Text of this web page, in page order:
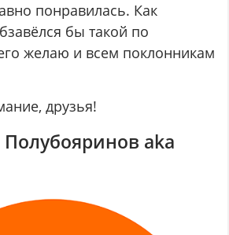
понравилась. Как
бы такой по
желаю и всем поклонникам
друзья!
aka